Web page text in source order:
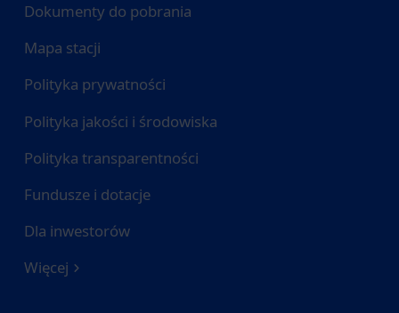
Dokumenty do pobrania
Mapa stacji
Polityka prywatności
Polityka jakości i środowiska
Polityka transparentności
Fundusze i dotacje
Dla inwestorów
Więcej